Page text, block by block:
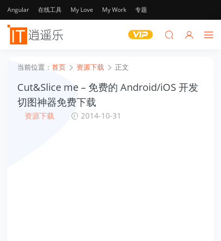
Angular 在线工具 My Love My Work 专题
当前位置： 首页 资源下载 正文
Cut&Slice me – 免费的 Android/iOS 开发
切图神器免费下载
资源下载 2014-10-31